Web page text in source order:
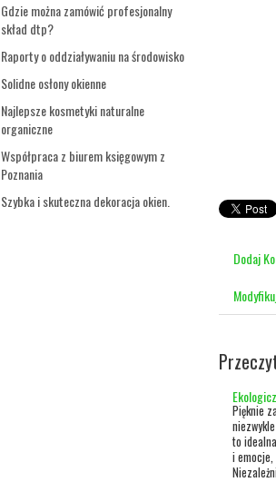
Gdzie można zamówić profesjonalny
skład dtp?
Raporty o oddziaływaniu na środowisko
Solidne osłony okienne
Najlepsze kosmetyki naturalne
organiczne
Współpraca z biurem księgowym z
Poznania
Szybka i skuteczna dekoracja okien.
Dodaj
Pięknie
to
i emocje,